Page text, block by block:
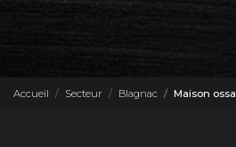
Accueil Secteur Blagnac Maison